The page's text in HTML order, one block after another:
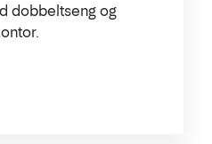
dobbeltseng og